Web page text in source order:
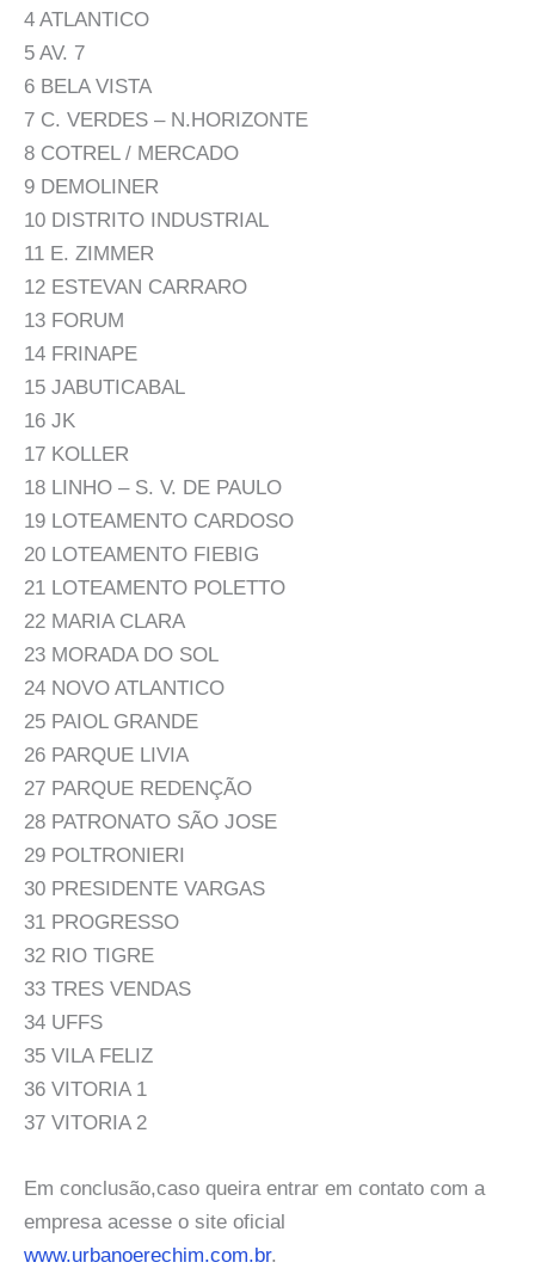
4 ATLANTICO
5 AV. 7
6 BELA VISTA
7 C. VERDES – N.HORIZONTE
8 COTREL / MERCADO
9 DEMOLINER
10 DISTRITO INDUSTRIAL
11 E. ZIMMER
12 ESTEVAN CARRARO
13 FORUM
14 FRINAPE
15 JABUTICABAL
16 JK
17 KOLLER
18 LINHO – S. V. DE PAULO
19 LOTEAMENTO CARDOSO
20 LOTEAMENTO FIEBIG
21 LOTEAMENTO POLETTO
22 MARIA CLARA
23 MORADA DO SOL
24 NOVO ATLANTICO
25 PAIOL GRANDE
26 PARQUE LIVIA
27 PARQUE REDENÇÃO
28 PATRONATO SÃO JOSE
29 POLTRONIERI
30 PRESIDENTE VARGAS
31 PROGRESSO
32 RIO TIGRE
33 TRES VENDAS
34 UFFS
35 VILA FELIZ
36 VITORIA 1
37 VITORIA 2
Em conclusão,caso queira entrar em contato com a
empresa acesse o site oficial
www.urbanoerechim.com.br.